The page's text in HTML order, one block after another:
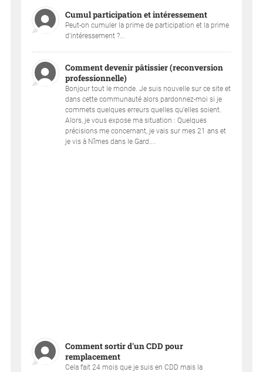
Cumul participation et intéressement
Peut-on cumuler la prime de participation et la prime
d'intéressement ?...
Comment devenir pâtissier (reconversion
professionnelle)
Bonjour tout le monde. Je suis nouvelle sur ce site et
dans cette communauté alors pardonnez-moi si je
commets quelques erreurs quelles qu'elles soient.
Alors, je vous expose ma situation : Quelques
précisions me concernant, je vais sur mes 21 ans et
je vis à Nîmes dans le Gard....
Comment sortir d'un CDD pour
remplacement
Cela fait 24 mois que je suis en CDD mais la